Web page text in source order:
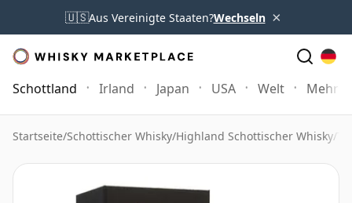
🇺🇸Aus Vereinigte Staaten?Wechseln ×
Schottland Irland Japan USA Welt Mehr
Startseite/Schottischer Whisky/Highland Schottischer Whisky/